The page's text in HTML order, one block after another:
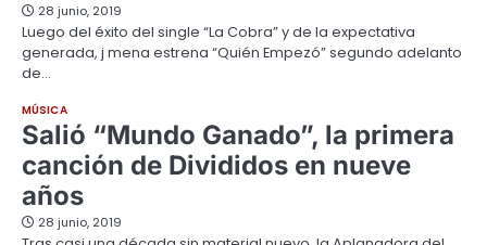
28 junio, 2019
Luego del éxito del single “La Cobra” y de la expectativa
generada, j mena estrena “Quién Empezó” segundo adelanto
de…
MÚSICA
Salió “Mundo Ganado”, la primera
canción de Divididos en nueve
años
28 junio, 2019